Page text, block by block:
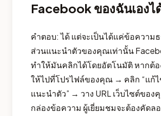
Facebook ของฉันเองไ
คำตอบ: ได้ แต่จะเป็นได้แค่ข้อความ
ส่วนแนะนำตัวของคุณเท่านั้น
ทำให้มันคลิกได้โดยอัตโนมัติ หากต้อ
ให้ไปที่โปรไฟล์ของคุณ → คลิก “แก้
แนะนำตัว” → วาง URL เว็บไซต์ของ
กล่องข้อความ ผู้เยี่ยมชมจะต้องคัดล